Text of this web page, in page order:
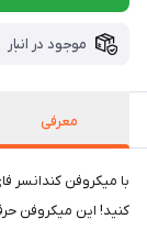
موجود در انبار
معرفی
کنید! این میکروفن